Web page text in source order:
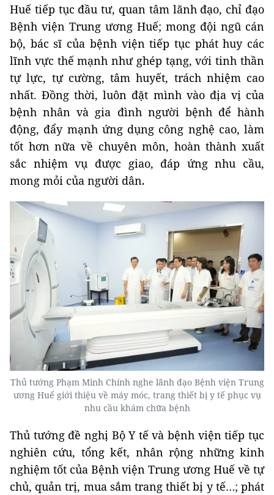
Huế tiếp tục đầu tư, quan tâm lãnh đạo, chỉ đạo
Bệnh viện Trung ương Huế; mong đội ngũ cán
bộ, bác sĩ của bệnh viện tiếp tục phát huy các
lĩnh vực thế mạnh như ghép tạng, với tinh thần
tự lực, tự cường, tâm huyết, trách nhiệm cao
nhất. Đồng thời, luôn đặt mình vào địa vị của
bệnh nhân và gia đình người bệnh để hành
động, đẩy mạnh ứng dụng công nghệ cao, làm
tốt hơn nữa về chuyên môn, hoàn thành xuất
sắc nhiệm vụ được giao, đáp ứng nhu cầu,
mong mỏi của người dân.
Thủ tướng Phạm Minh Chính nghe lãnh đạo Bệnh viện Trung
ương Huế giới thiệu về máy móc, trang thiết bị y tế phục vụ
nhu cầu khám chữa bệnh
Thủ tướng đề nghị Bộ Y tế và bệnh viện tiếp tục
nghiên cứu, tổng kết, nhân rộng những kinh
nghiệm tốt của Bệnh viện Trung ương Huế về tự
chủ, quản trị, mua sắm trang thiết bị y tế…; phát